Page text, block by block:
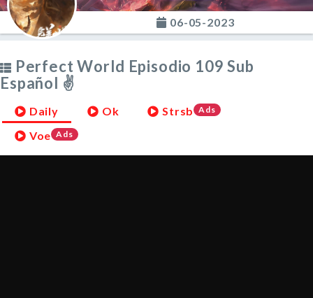
06-05-2023
Perfect World Episodio 109 Sub
Español ✌
Daily Ok Strsb Ads
Voe Ads